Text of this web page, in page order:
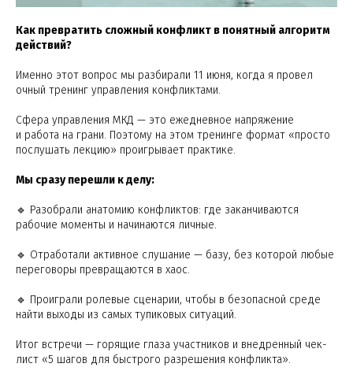
Как превратить сложный конфликт в понятный алгоритм
действий?
Именно этот вопрос мы разбирали 11 июня, когда я провел
очный тренинг управления конфликтами.
Сфера управления МКД — это ежедневное напряжение
и работа на грани. Поэтому на этом тренинге формат «просто
послушать лекцию» проигрывает практике.
Мы сразу перешли к делу:
🔹 Разобрали анатомию конфликтов: где заканчиваются
рабочие моменты и начинаются личные.
🔹 Отработали активное слушание — базу, без которой любые
переговоры превращаются в хаос.
🔹 Проиграли ролевые сценарии, чтобы в безопасной среде
найти выходы из самых тупиковых ситуаций.
Итог встречи — горящие глаза участников и внедренный чек-
лист «5 шагов для быстрого разрешения конфликта».